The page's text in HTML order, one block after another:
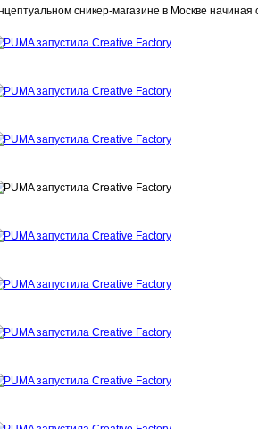
сникер-магазине в Москве начиная